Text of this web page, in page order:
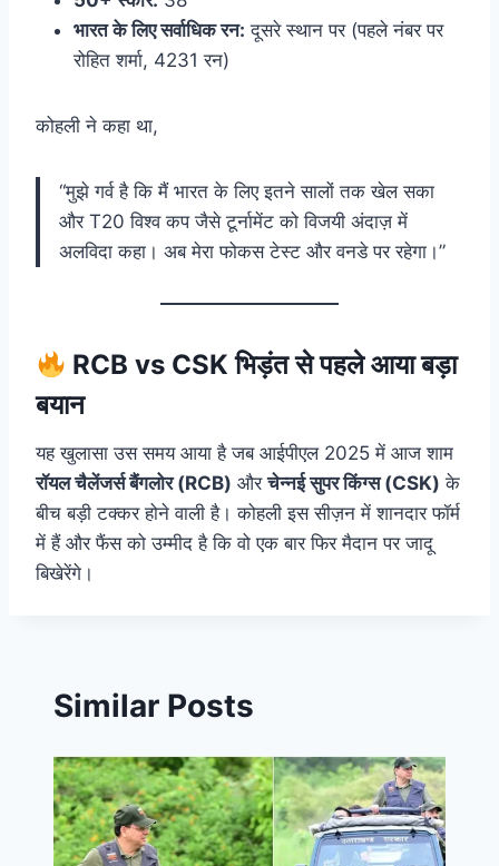
भारत के लिए सर्वाधिक रन: दूसरे स्थान पर (पहले नंबर पर
रोहित शर्मा, 4231 रन)
कोहली ने कहा था,
“मुझे गर्व है कि मैं भारत के लिए इतने सालों तक खेल सका
और T20 विश्व कप जैसे टूर्नामेंट को विजयी अंदाज़ में
अलविदा कहा। अब मेरा फोकस टेस्ट और वनडे पर रहेगा।”
RCB vs CSK भिड़ंत से पहले आया बड़ा
बयान
यह खुलासा उस समय आया है जब आईपीएल 2025 में आज शाम
रॉयल चैलेंजर्स बैंगलोर (RCB) औरचेन्नई सुपर किंग्स (CSK) के
बीच बड़ी टक्कर होने वाली है। कोहली इस सीज़न में शानदार फॉर्म
में हैं और फैंस को उम्मीद है कि वो एक बार फिर मैदान पर जादू
बिखेरेंगे।
Similar Posts